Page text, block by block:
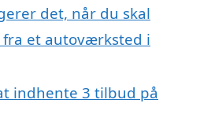
det, når du skal
et autoværksted i
indhente 3 tilbud på